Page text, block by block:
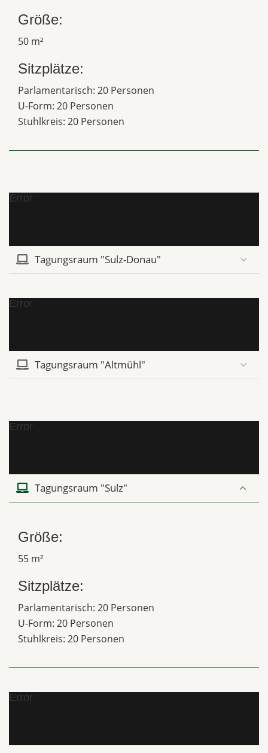
Größe:
50 m²
Sitzplätze:
Parlamentarisch: 20 Personen
U-Form: 20 Personen
Stuhlkreis: 20 Personen
Error
Tagungsraum "Sulz-Donau"
Error
Tagungsraum "Altmühl"
Error
Tagungsraum "Sulz"
Größe:
55 m²
Sitzplätze:
Parlamentarisch: 20 Personen
U-Form: 20 Personen
Stuhlkreis: 20 Personen
Error